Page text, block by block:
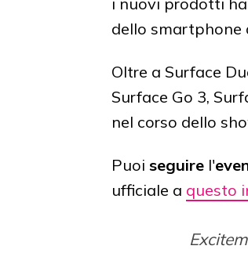
dello smartphone
Oltre a Surface
Surface Go 3,
nel corso dello
Puoi seguire l'
ufficiale a questo